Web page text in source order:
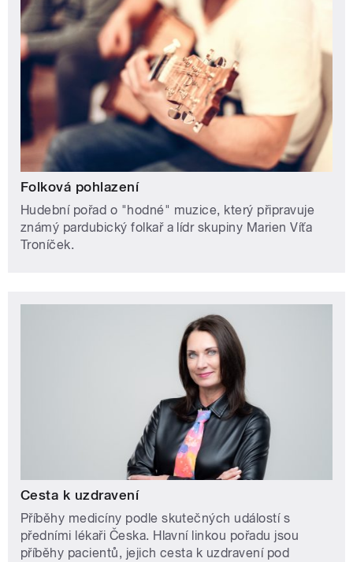
Folková pohlazení
Hudební pořad o "hodné" muzice, který připravuje
známý pardubický folkař a lídr skupiny Marien Víťa
Troníček.
Cesta k uzdravení
Příběhy medicíny podle skutečných událostí s
předními lékaři Česka. Hlavní linkou pořadu jsou
příběhy pacientů, jejich cesta k uzdravení pod